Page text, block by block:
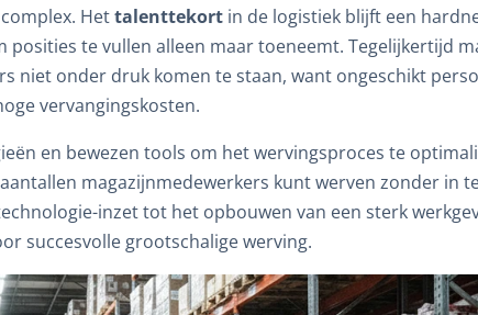
Hettalenttekort in de logistiek blijft een
te vullen alleen maar toeneemt. Tegelijkertijd
niet onder druk komen te staan, want ongeschikt
vervangingskosten.
en bewezen tools om het wervingsproces te
magazijnmedewerkers kunt werven zonder in
inzet tot het opbouwen van een sterk
succesvolle grootschalige werving.